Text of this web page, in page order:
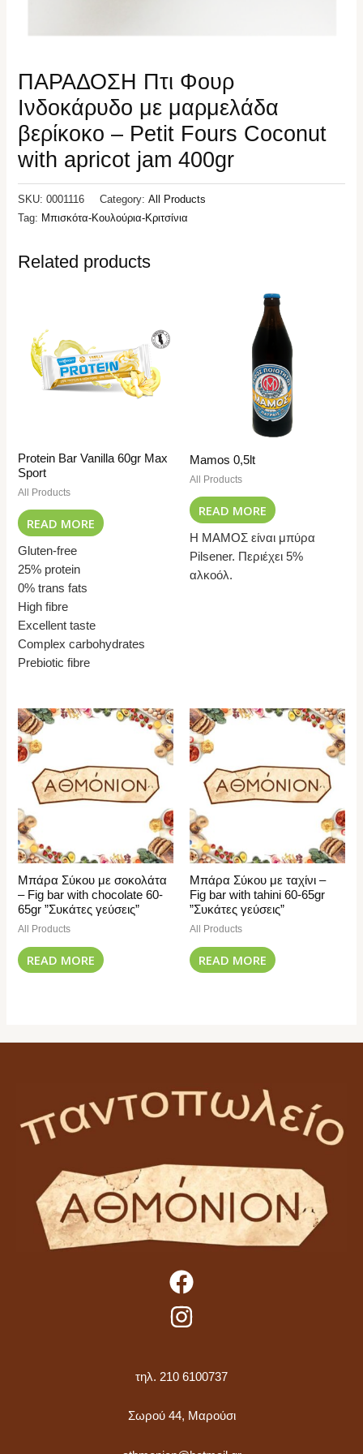
ΠΑΡΑΔΟΣΗ Πτι Φουρ
Ινδοκάρυδο με μαρμελάδα
βερίκοκο – Petit Fours Coconut
with apricot jam 400gr
SKU:0001116 Category:All Products
Tag: Μπισκότα-Κουλούρια-Κριτσίνια
Related products
Protein Bar Vanilla 60gr Max
Sport
All Products
READ MORE
Gluten-free
25% protein
0% trans fats
High fibre
Excellent taste
Complex carbohydrates
Prebiotic fibre
Mamos 0,5lt
All Products
READ MORE
Η ΜΑΜΟΣ είναι μπύρα
Pilsener. Περιέχει 5%
αλκοόλ.
Μπάρα Σύκου με σοκολάτα
– Fig bar with chocolate 60-
65gr ”Συκάτες γεύσεις”
All Products
READ MORE
Μπάρα Σύκου με ταχίνι –
Fig bar with tahini 60-65gr
”Συκάτες γεύσεις”
All Products
READ MORE
τηλ. 210 6100737
Σωρού 44, Μαρούσι